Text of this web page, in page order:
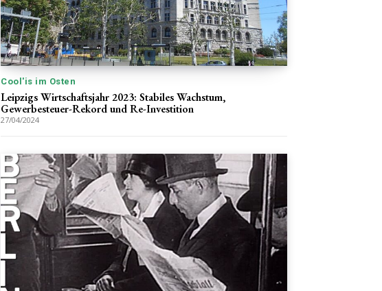
Cool'is im Osten
Leipzigs Wirtschaftsjahr 2023: Stabiles Wachstum,
Gewerbesteuer-Rekord und Re-Investition
27/04/2024